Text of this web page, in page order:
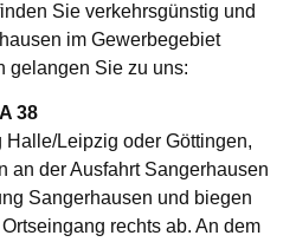
Sie verkehrsgünstig und
im Gewerbegebiet
gelangen Sie zu uns:
38
Leipzig oder Göttingen,
an der Ausfahrt Sangerhausen
Sangerhausen und biegen
rechts ab. An dem